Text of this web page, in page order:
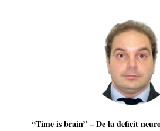
“Time is brain” – De la deficit